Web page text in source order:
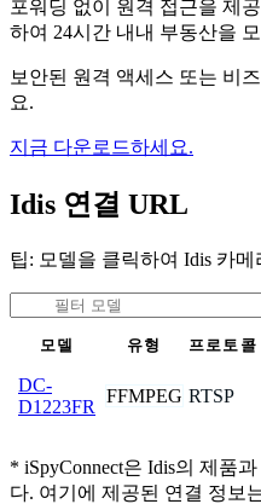
포워딩 없이 원격 접근을 제
하여 24시간 내내 부동산을
보안된 원격 액세스 또는 비
요.
지금 다운로드하세요.
Idis 연결 URL
팁: 모델을 클릭하여 Idis 카
모델 유형 프로토콜
DC-
D1223FR
FFMPEG RTSP
* iSpyConnect은 Idis의 제품
다. 여기에 제공된 연결 정보